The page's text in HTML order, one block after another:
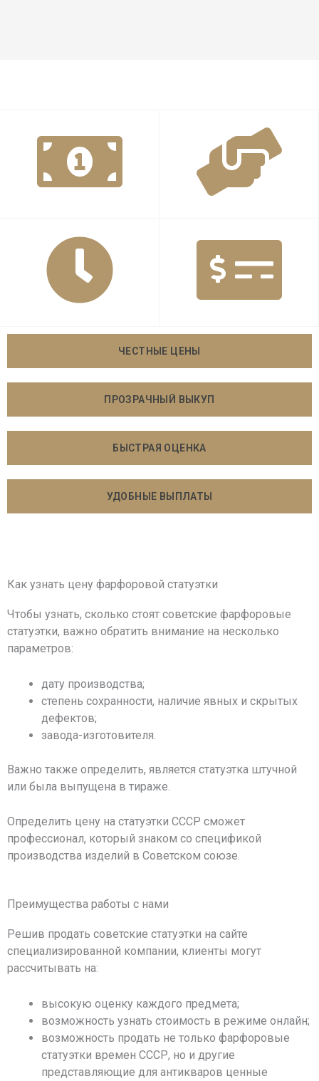
ЧЕСТНЫЕ ЦЕНЫ
ПРОЗРАЧНЫЙ ВЫКУП
БЫСТРАЯ ОЦЕНКА
УДОБНЫЕ ВЫПЛАТЫ
Как узнать цену фарфоровой статуэтки
Чтобы узнать, сколько стоят советские фарфоровые
статуэтки, важно обратить внимание на несколько
параметров:
дату производства;
степень сохранности, наличие явных и скрытых
дефектов;
завода-изготовителя.
Важно также определить, является статуэтка штучной
или была выпущена в тираже.
Определить цену на статуэтки СССР сможет
профессионал, который знаком со спецификой
производства изделий в Советском союзе.
Преимущества работы с нами​
Решив продать советские статуэтки на сайте
специализированной компании, клиенты могут
рассчитывать на:
высокую оценку каждого предмета;
возможность узнать стоимость в режиме онлайн;
возможность продать не только фарфоровые
статуэтки времен СССР, но и другие
представляющие для антикваров ценные